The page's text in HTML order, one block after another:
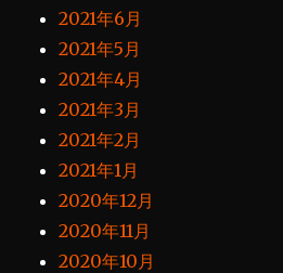
2021年6月
2021年5月
2021年4月
2021年3月
2021年2月
2021年1月
2020年12月
2020年11月
2020年10月